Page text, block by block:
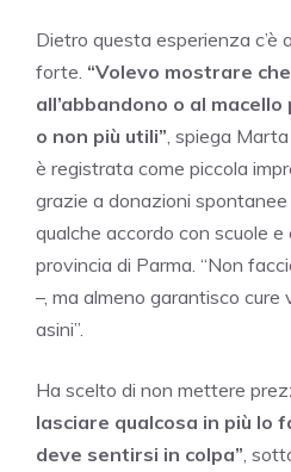
Dietro questa esperienza c’è
forte. “Volevo mostrare
all’abbandono o al
o non più utili” , spiega
è registrata come piccola
grazie a donazioni
qualche accordo con scuole
provincia di Parma. “Non
–, ma almeno garantisco cure
asini”.
Ha scelto di non mettere
lasciare qualcosa in più lo
deve sentirsi in colpa” ,